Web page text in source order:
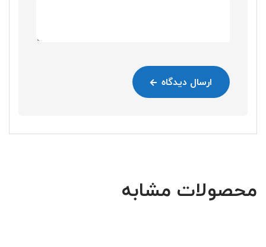
ارسال دیدگاه
محصولات مشابه